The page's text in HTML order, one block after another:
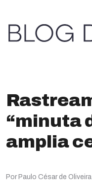
“minuta
amplia
Por Paulo César de Oliveira